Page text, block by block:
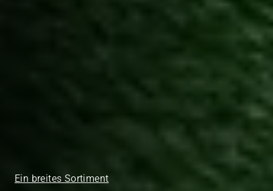
Ein breites Sortiment